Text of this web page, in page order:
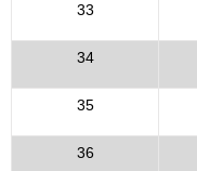
33
34
35
36